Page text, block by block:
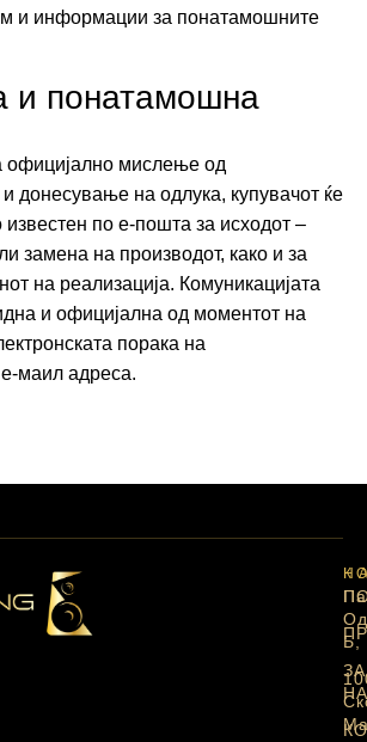
и информации за понатамошните
и понатамошна
мислење од
донесување на одлука, купувачот ќе
по е-пошта за исходот –
замена на производот, како и за
на реализација. Комуникацијата
и официјална од моментот на
порака на
маил адреса.
ЗА
Б,